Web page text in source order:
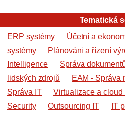
Tematická
ERP systémy
Účetní a
systémy
Plánování a řízení
Intelligence
Správa dokumentů
lidských zdrojů
EAM - Správa
Správa IT
Virtualizace a cloud
Security
Outsourcing IT IT